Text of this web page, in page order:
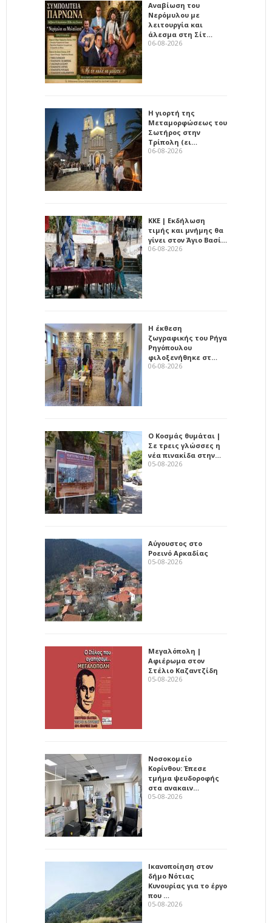
Αναβίωση του
Νερόμυλου με
λειτουργία και
άλεσμα στη Σίτ…
06-08-2026
Η γιορτή της
Μεταμορφώσεως του
Σωτήρος στην
Τρίπολη (ει…
06-08-2026
ΚΚΕ | Εκδήλωση
τιμής και μνήμης θα
γίνει στον Άγιο Βασί…
06-08-2026
Η έκθεση
ζωγραφικής του Ρήγα
Ρηγόπουλου
φιλοξενήθηκε στ…
06-08-2026
Ο Κοσμάς θυμάται |
Σε τρεις γλώσσες η
νέα πινακίδα στην…
05-08-2026
Αύγουστος στο
Ροεινό Αρκαδίας
05-08-2026
Μεγαλόπολη |
Αφιέρωμα στον
Στέλιο Καζαντζίδη
05-08-2026
Νοσοκομείο
Κορίνθου: Έπεσε
τμήμα ψευδοροφής
στα ανακαιν…
05-08-2026
Ικανοποίηση στον
δήμο Νότιας
Κυνουρίας για το έργο
που …
05-08-2026